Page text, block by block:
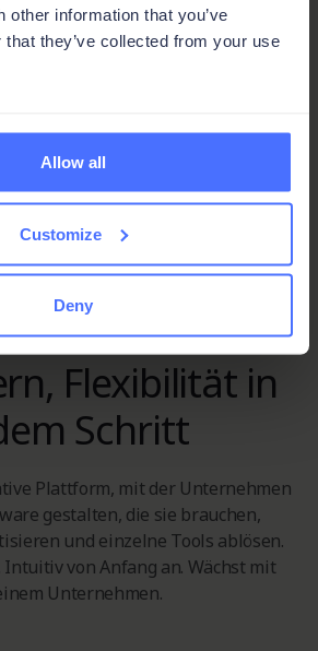
other information that you’ve
they’ve collected from your use
Allow all
Customize
Deny
Verträge und Rechnungen
Daten, kein manuelles
Word.
mit den Tools
auf denen dein Unternehmen
Flexibilität in
Schritt
Plattform, mit der Unternehmen
gestalten, die sie brauchen,
und einzelne Tools ablösen.
Intuitiv von Anfang an. Wächst mit
Unternehmen.